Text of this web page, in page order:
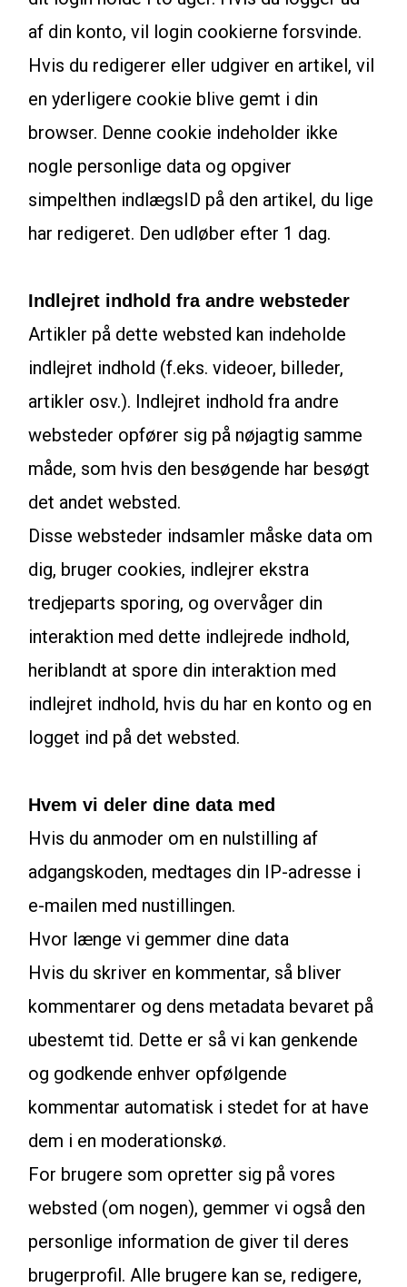
af din konto, vil login cookierne forsvinde.
Hvis du redigerer eller udgiver en artikel, vil
en yderligere cookie blive gemt i din
browser. Denne cookie indeholder ikke
nogle personlige data og opgiver
simpelthen indlægsID på den artikel, du lige
har redigeret. Den udløber efter 1 dag.
Indlejret indhold fra andre websteder
Artikler på dette websted kan indeholde
indlejret indhold (f.eks. videoer, billeder,
artikler osv.). Indlejret indhold fra andre
websteder opfører sig på nøjagtig samme
måde, som hvis den besøgende har besøgt
det andet websted.
Disse websteder indsamler måske data om
dig, bruger cookies, indlejrer ekstra
tredjeparts sporing, og overvåger din
interaktion med dette indlejrede indhold,
heriblandt at spore din interaktion med
indlejret indhold, hvis du har en konto og en
logget ind på det websted.
Hvem vi deler dine data med
Hvis du anmoder om en nulstilling af
adgangskoden, medtages din IP-adresse i
e-mailen med nustillingen.
Hvor længe vi gemmer dine data
Hvis du skriver en kommentar, så bliver
kommentarer og dens metadata bevaret på
ubestemt tid. Dette er så vi kan genkende
og godkende enhver opfølgende
kommentar automatisk i stedet for at have
dem i en moderationskø.
For brugere som opretter sig på vores
websted (om nogen), gemmer vi også den
personlige information de giver til deres
brugerprofil. Alle brugere kan se, redigere,